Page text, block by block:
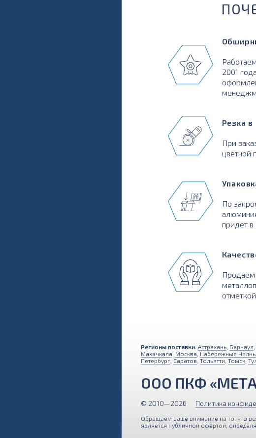
2001
Резка
При
цветной
По
придет в
Продаем
Регионы поставки: Астрахань Барнаул
Махачкала Москва Набережные Челны
Петербург Саратов Тольятти Томск
ООО ПКФ
© 2010—2026 Политика
Обращаем ваше внимание на то, что
является публичной офертой,